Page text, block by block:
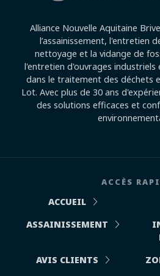
Alliance Nouvelle Aquitaine
l’assainissement, l'entretien
nettoyage et la vidange de
l'entretien d'ouvrages industriels
dans le traitement des déchets
Lot. Avec plus de 30 ans
des solutions efficaces et
ACCÈS
ACCUEIL
ASSAINISSEMENT
AVIS CLIENTS